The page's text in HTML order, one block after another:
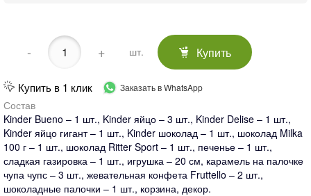
- + шт. Купить
Купить в 1 клик Заказать в WhatsApp
Состав
Kinder Bueno – 1 шт., Kinder яйцо – 3 шт., Kinder Delise – 1 шт.,
Kinder яйцо гигант – 1 шт., Kinder шоколад – 1 шт., шоколад Milka
100 г – 1 шт., шоколад Ritter Sport – 1 шт., печенье – 1 шт.,
сладкая газировка – 1 шт., игрушка – 20 см, карамель на палочке
чупа чупс – 3 шт., жевательная конфета Fruttello – 2 шт.,
шоколадные палочки – 1 шт., корзина, декор.